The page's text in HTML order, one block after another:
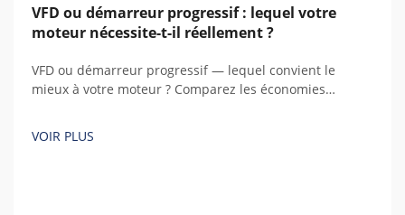
VFD ou démarreur progressif : lequel votre
moteur nécessite-t-il réellement ?
VFD ou démarreur progressif — lequel convient le
mieux à votre moteur ? Comparez les économies
avant d’acheter.
VOIR PLUS